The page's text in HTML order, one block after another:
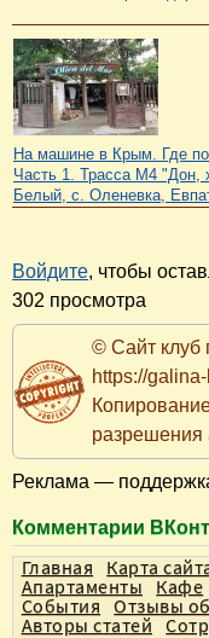
На машине в Крым. Где
Часть 1. Трасса М4 "Дон,
Белый, с. Оленевка,
Войдите, чтобы
302 просмотра
© Сайт клуб
https://
Реклама —
Комментарии
Главная Карта
Апартаменты Кафе
События Отзывы
Авторы статей